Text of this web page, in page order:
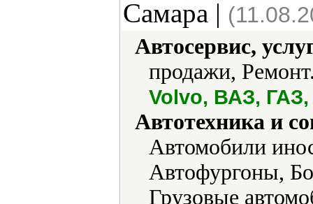
Самара |
Автосервис,
продажи,
Volvo, ВАЗ,
Автотехника и
Автомобили
Автофургоны,
Грузовые